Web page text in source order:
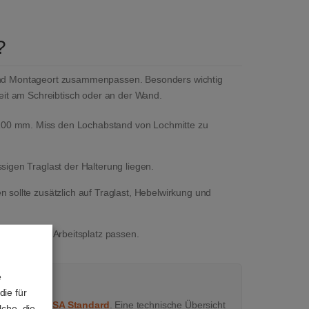
Montageort zusammenpassen. Besonders wichtig
am Schreibtisch oder an der Wand.
mm. Miss den Lochabstand von Lochmitte zu
Traglast der Halterung liegen.
sollte zusätzlich auf Traglast, Hebelwirkung und
zum Arbeitsplatz passen.
zum VESA Standard. Eine technische Übersicht
für